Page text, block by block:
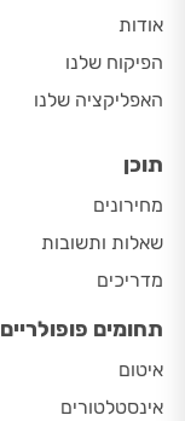
אודות
הפיקוח שלנו
האפליקציה שלנו
תוכן
מחירונים
שאלות ותשובות
מדריכים
תחומים פופולריים
איטום
אינסטלטורים